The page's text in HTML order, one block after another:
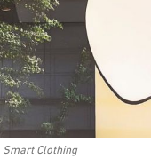
Smart Clothing